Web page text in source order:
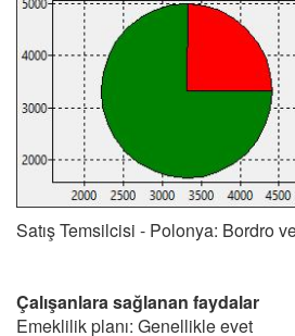
Satış Temsilcisi - Polonya: Bordro
Çalışanlara sağlanan faydalar
Emeklilik planı: Genellikle evet